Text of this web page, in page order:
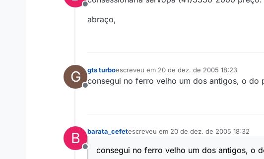
Offline
abraço,
G
Offline
gts turboescreveu em 20 de dez. de 2005 18:23
última edição por
consegui no ferro velho um dos antigos, o do
B
Offline
barata_cefetescreveu em 20 de dez. de 2005 18:32
última edição por
consegui no ferro velho um dos antigos, o